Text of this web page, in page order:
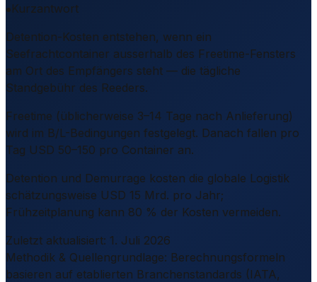
Kurzantwort
Detention-Kosten entstehen, wenn ein
Seefrachtcontainer ausserhalb des Freetime-Fensters
am Ort des Empfängers steht — die tägliche
Standgebühr des Reeders.
Freetime (üblicherweise 3–14 Tage nach Anlieferung)
wird im B/L-Bedingungen festgelegt. Danach fallen pro
Tag USD 50–150 pro Container an.
Detention und Demurrage kosten die globale Logistik
schätzungsweise USD 15 Mrd. pro Jahr;
Frühzeitplanung kann 80 % der Kosten vermeiden.
Zuletzt aktualisiert: 1. Juli 2026
Methodik & Quellengrundlage: Berechnungsformeln
basieren auf etablierten Branchenstandards (IATA,